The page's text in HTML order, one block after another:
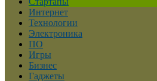
Интернет
Технологии
Электроника
ПО
Игры
Бизнес
Гаджеты